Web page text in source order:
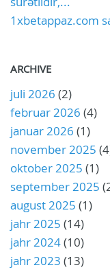
1xbetappaz.com
ARCHIVE
juli 2026 (2)
februar 2026 (4)
januar 2026 (1)
november 2025
oktober 2025 (1)
september 2025
august 2025 (1)
jahr 2025 (14)
jahr 2024(10)
jahr 2023 (13)